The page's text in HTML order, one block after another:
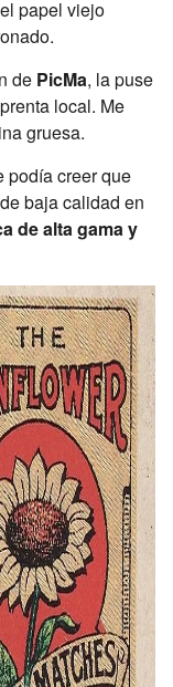
papel viejo
de PicMa, la puse
local. Me
gruesa.
podía creer que
baja calidad en
de alta gama y